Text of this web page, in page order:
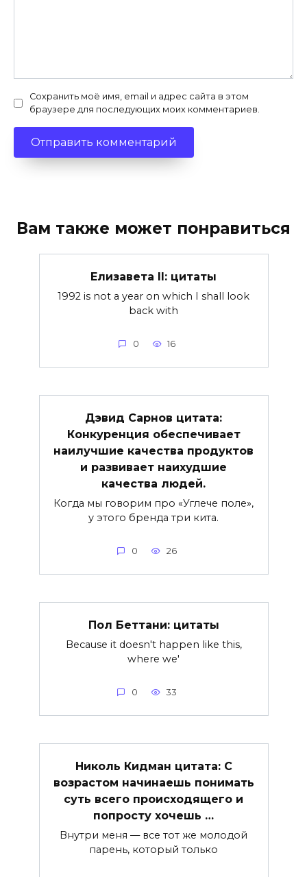
Сохранить моё имя, email и адрес сайта в этом
браузере для последующих моих комментариев.
Вам также может понравиться
Елизавета II: цитаты
1992 is not a year on which I shall look
back with
0 16
Дэвид Сарнов цитата:
Конкуренция обеспечивает
наилучшие качества продуктов
и развивает наихудшие
качества людей.
Когда мы говорим про «Углече поле»,
у этого бренда три кита.
0 26
Пол Беттани: цитаты
Because it doesn't happen like this,
where we'
0 33
Николь Кидман цитата: С
возрастом начинаешь понимать
суть всего происходящего и
попросту хочешь …
Внутри меня — все тот же молодой
парень, который только